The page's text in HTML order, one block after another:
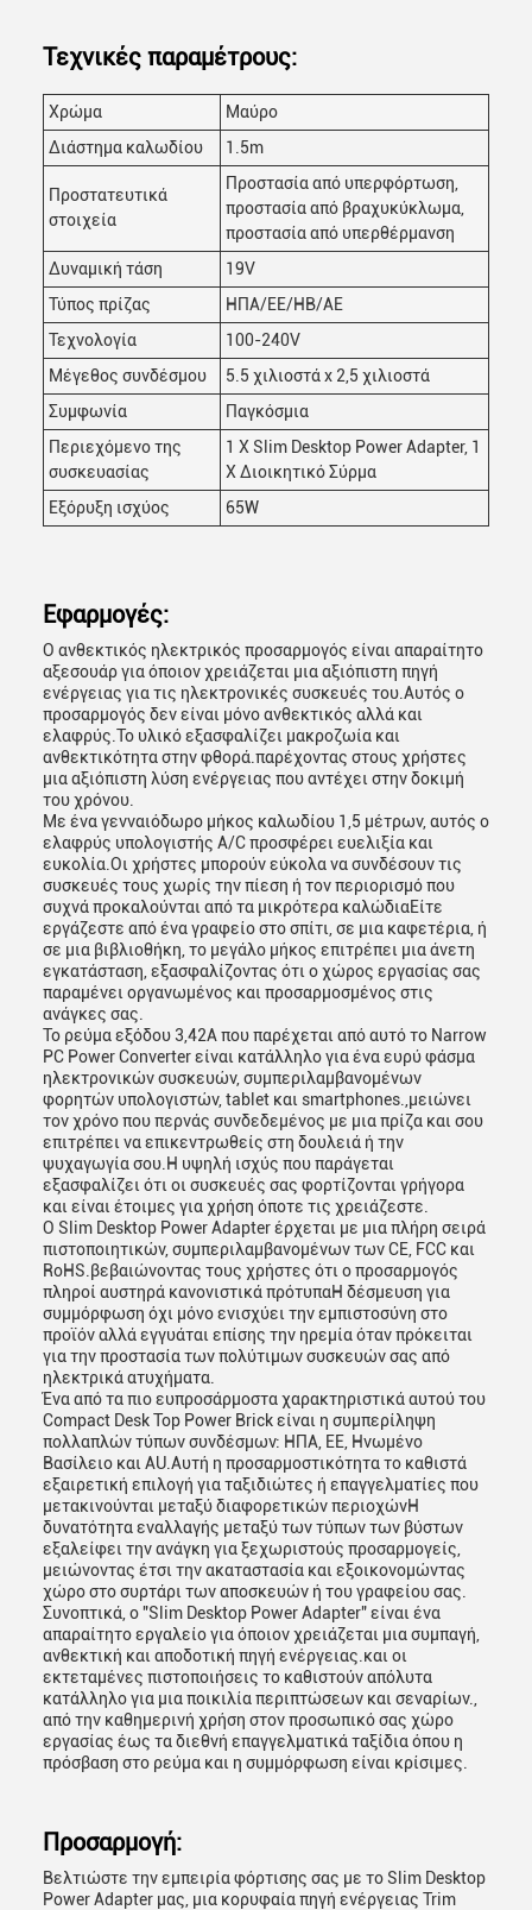
Τεχνικές παραμέτρους:
Χρώμα
Μαύρο
Διάστημα καλωδίου
1.5m
Προστατευτικά
στοιχεία
Προστασία από υπερφόρτωση,
προστασία από βραχυκύκλωμα,
προστασία από υπερθέρμανση
Δυναμική τάση
19V
Τύπος πρίζας
ΗΠΑ/ΕΕ/ΗΒ/ΑΕ
Τεχνολογία
100-240V
Μέγεθος συνδέσμου
5.5 χιλιοστά x 2,5 χιλιοστά
Συμφωνία
Παγκόσμια
Περιεχόμενο της
συσκευασίας
1 X Slim Desktop Power Adapter, 1
X Διοικητικό Σύρμα
Εξόρυξη ισχύος
65W
Εφαρμογές:
Ο ανθεκτικός ηλεκτρικός προσαρμογός είναι απαραίτητο
αξεσουάρ για όποιον χρειάζεται μια αξιόπιστη πηγή
ενέργειας για τις ηλεκτρονικές συσκευές του.Αυτός ο
προσαρμογός δεν είναι μόνο ανθεκτικός αλλά και
ελαφρύς.Το υλικό εξασφαλίζει μακροζωία και
ανθεκτικότητα στην φθορά.παρέχοντας στους χρήστες
μια αξιόπιστη λύση ενέργειας που αντέχει στην δοκιμή
του χρόνου.
Με ένα γενναιόδωρο μήκος καλωδίου 1,5 μέτρων, αυτός ο
ελαφρύς υπολογιστής A/C προσφέρει ευελιξία και
ευκολία.Οι χρήστες μπορούν εύκολα να συνδέσουν τις
συσκευές τους χωρίς την πίεση ή τον περιορισμό που
συχνά προκαλούνται από τα μικρότερα καλώδιαΕίτε
εργάζεστε από ένα γραφείο στο σπίτι, σε μια καφετέρια, ή
σε μια βιβλιοθήκη, το μεγάλο μήκος επιτρέπει μια άνετη
εγκατάσταση, εξασφαλίζοντας ότι ο χώρος εργασίας σας
παραμένει οργανωμένος και προσαρμοσμένος στις
ανάγκες σας.
Το ρεύμα εξόδου 3,42A που παρέχεται από αυτό το Narrow
PC Power Converter είναι κατάλληλο για ένα ευρύ φάσμα
ηλεκτρονικών συσκευών, συμπεριλαμβανομένων
φορητών υπολογιστών, tablet και smartphones.,μειώνει
τον χρόνο που περνάς συνδεδεμένος με μια πρίζα και σου
επιτρέπει να επικεντρωθείς στη δουλειά ή την
ψυχαγωγία σου.Η υψηλή ισχύς που παράγεται
εξασφαλίζει ότι οι συσκευές σας φορτίζονται γρήγορα
και είναι έτοιμες για χρήση όποτε τις χρειάζεστε.
Ο Slim Desktop Power Adapter έρχεται με μια πλήρη σειρά
πιστοποιητικών, συμπεριλαμβανομένων των CE, FCC και
RoHS.βεβαιώνοντας τους χρήστες ότι ο προσαρμογός
πληροί αυστηρά κανονιστικά πρότυπαΗ δέσμευση για
συμμόρφωση όχι μόνο ενισχύει την εμπιστοσύνη στο
προϊόν αλλά εγγυάται επίσης την ηρεμία όταν πρόκειται
για την προστασία των πολύτιμων συσκευών σας από
ηλεκτρικά ατυχήματα.
Ένα από τα πιο ευπροσάρμοστα χαρακτηριστικά αυτού του
Compact Desk Top Power Brick είναι η συμπερίληψη
πολλαπλών τύπων συνδέσμων: ΗΠΑ, ΕΕ, Ηνωμένο
Βασίλειο και AU.Αυτή η προσαρμοστικότητα το καθιστά
εξαιρετική επιλογή για ταξιδιώτες ή επαγγελματίες που
μετακινούνται μεταξύ διαφορετικών περιοχώνΗ
δυνατότητα εναλλαγής μεταξύ των τύπων των βύστων
εξαλείφει την ανάγκη για ξεχωριστούς προσαρμογείς,
μειώνοντας έτσι την ακαταστασία και εξοικονομώντας
χώρο στο συρτάρι των αποσκευών ή του γραφείου σας.
Συνοπτικά, ο "Slim Desktop Power Adapter" είναι ένα
απαραίτητο εργαλείο για όποιον χρειάζεται μια συμπαγή,
ανθεκτική και αποδοτική πηγή ενέργειας.και οι
εκτεταμένες πιστοποιήσεις το καθιστούν απόλυτα
κατάλληλο για μια ποικιλία περιπτώσεων και σεναρίων.,
από την καθημερινή χρήση στον προσωπικό σας χώρο
εργασίας έως τα διεθνή επαγγελματικά ταξίδια όπου η
πρόσβαση στο ρεύμα και η συμμόρφωση είναι κρίσιμες.
Προσαρμογή:
Βελτιώστε την εμπειρία φόρτισης σας με το Slim Desktop
Power Adapter μας, μια κορυφαία πηγή ενέργειας Trim